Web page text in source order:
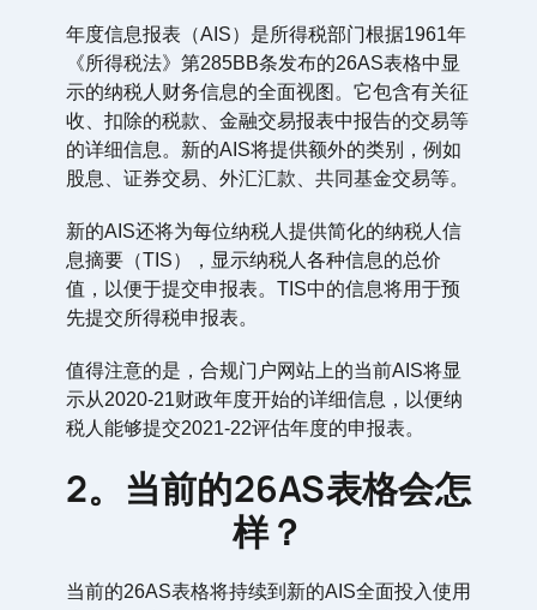
年度信息报表（AIS）是所得税部门根据1961年
《所得税法》第285BB条发布的26AS表格中显
示的纳税人财务信息的全面视图。它包含有关征
收、扣除的税款、金融交易报表中报告的交易等
的详细信息。新的AIS将提供额外的类别，例如
股息、证券交易、外汇汇款、共同基金交易等。
新的AIS还将为每位纳税人提供简化的纳税人信
息摘要（TIS），显示纳税人各种信息的总价
值，以便于提交申报表。TIS中的信息将用于预
先提交所得税申报表。
值得注意的是，合规门户网站上的当前AIS将显
示从2020-21财政年度开始的详细信息，以便纳
税人能够提交2021-22评估年度的申报表。
2。当前的26AS表格会怎
样？
当前的26AS表格将持续到新的AIS全面投入使用